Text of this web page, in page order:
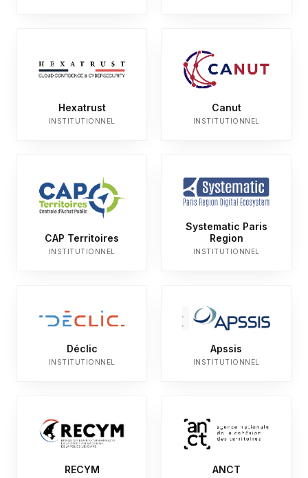
Hexatrust
INSTITUTIONNEL
Canut
INSTITUTIONNEL
CAP Territoires
INSTITUTIONNEL
Systematic Paris
Region
INSTITUTIONNEL
Déclic
INSTITUTIONNEL
Apssis
INSTITUTIONNEL
RECYM ANCT